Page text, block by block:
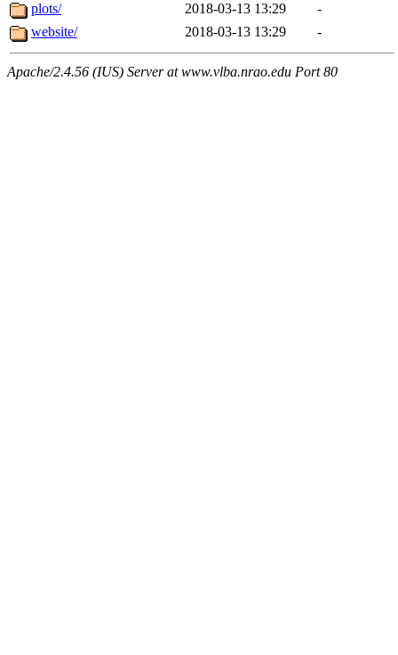
plots/
2018-03-13 13:29
-
website/
2018-03-13 13:29 -
Apache/2.4.56 (IUS) Server at www.vlba.nrao.edu Port 80